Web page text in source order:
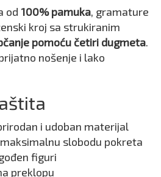
od 100% pamuka, gramature
kroj sa strukiranim
pomoću četiri dugmeta.
nošenje i lako
i udoban materijal
slobodu pokreta
figuri
preklopu